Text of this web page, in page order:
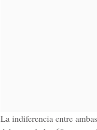
La indiferencia entre